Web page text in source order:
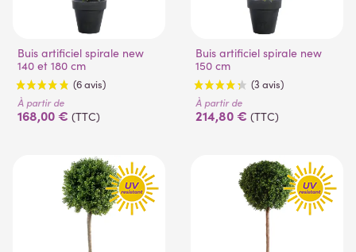
Buis artificiel spirale new
140 et 180 cm
(6 avis)
À partir de
168,00 € (TTC)
Buis artificiel spirale new
150 cm
À partir de
214,80 € (TTC)